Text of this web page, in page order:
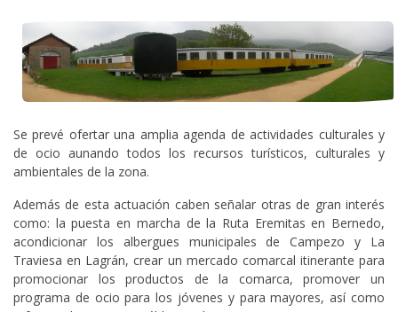
Se prevé ofertar una amplia agenda de actividades culturales y
de ocio aunando todos los recursos turísticos, culturales y
ambientales de la zona.
Además de esta actuación caben señalar otras de gran interés
como: la puesta en marcha de la Ruta Eremitas en Bernedo,
acondicionar los albergues municipales de Campezo y La
Traviesa en Lagrán, crear un mercado comarcal itinerante para
promocionar los productos de la comarca, promover un
programa de ocio para los jóvenes y para mayores, así como